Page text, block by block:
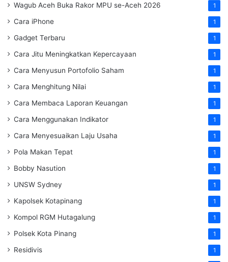
Wagub Aceh Buka Rakor MPU se-Aceh 2026 1
Cara iPhone 1
Gadget Terbaru 1
Cara Jitu Meningkatkan Kepercayaan 1
Cara Menyusun Portofolio Saham 1
Cara Menghitung Nilai 1
Cara Membaca Laporan Keuangan 1
Cara Menggunakan Indikator 1
Cara Menyesuaikan Laju Usaha 1
Pola Makan Tepat 1
Bobby Nasution 1
UNSW Sydney 1
Kapolsek Kotapinang 1
Kompol RGM Hutagalung 1
Polsek Kota Pinang 1
Residivis 1